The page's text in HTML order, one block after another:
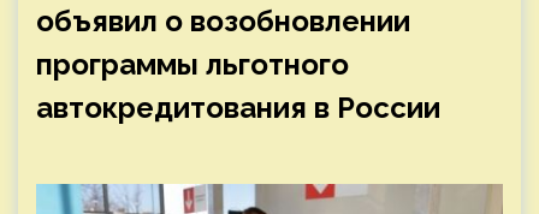
объявил о возобновлении
программы льготного
автокредитования в России